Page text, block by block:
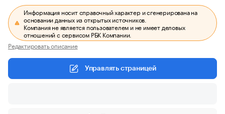
Информация носит справочный характер и сгенерирована на
основании данных из открытых источников.
Компания не является пользователем и не имеет деловых
отношений с сервисом РБК Компании.
Редактировать описание
Управлять страницей